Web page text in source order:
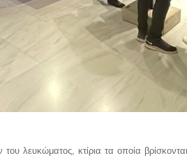
λευκώματος, κτίρια τα οποία